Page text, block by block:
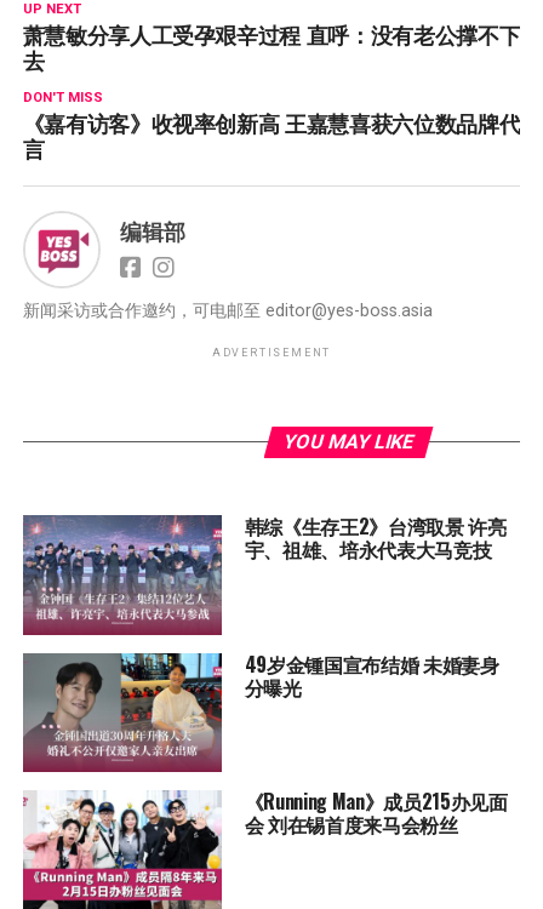
UP NEXT
萧慧敏分享人工受孕艰辛过程 直呼：没有老公撑不下
去
DON'T MISS
《嘉有访客》收视率创新高 王嘉慧喜获六位数品牌代
言
编辑部
新闻采访或合作邀约，可电邮至 editor@yes-boss.asia
ADVERTISEMENT
YOU MAY LIKE
韩综《生存王2》台湾取景 许亮
宇、祖雄、培永代表大马竞技
49岁金锺国宣布结婚 未婚妻身
分曝光
《Running Man》成员215办见面
会 刘在锡首度来马会粉丝